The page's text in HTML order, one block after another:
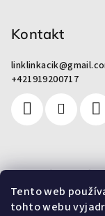
Tento web
tohto webu
Kontakt
linklinkacik@
+421919200717
Pre